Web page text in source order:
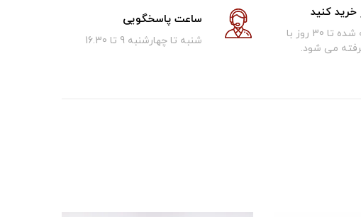
کنید
کالای فروخته شده تا 30 روز با
می شود.
ساعت پاسخگویی
شنبه تا چهارشنبه 9 تا 16.30